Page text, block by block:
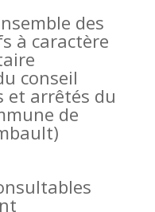
des
à caractère
conseil
et arrêtés du
de